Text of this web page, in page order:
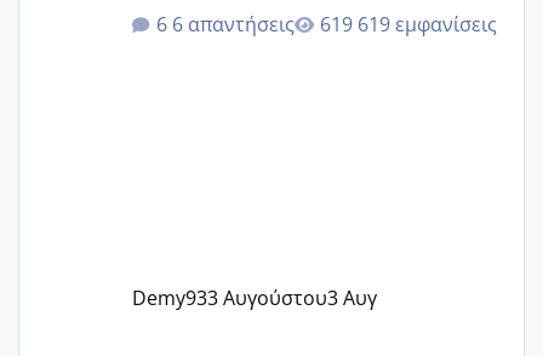
@Elk @Melikara86 @Παρασκευαιδου
@Zenia z @melitiniღ @Christi.D.
6 απαντήσεις 619 εμφανίσεις
Demy933 Αυγούστου3 Αυγ